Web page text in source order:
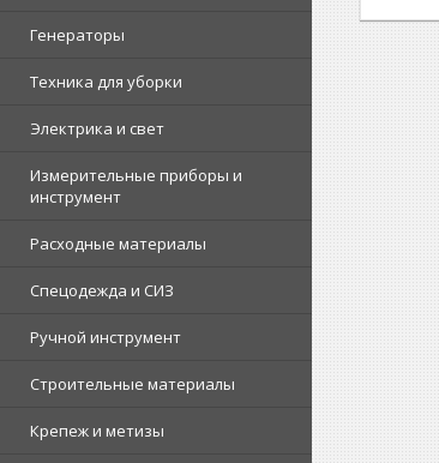
Генераторы
Техника для уборки
Электрика и свет
Измерительные приборы и
инструмент
Расходные материалы
Спецодежда и СИЗ
Ручной инструмент
Строительные материалы
Крепеж и метизы